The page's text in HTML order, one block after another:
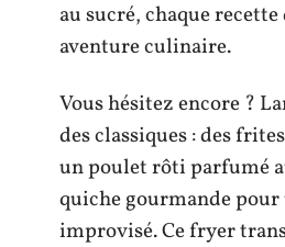
au sucré, chaque
aventure culinaire.
Vous hésitez encore ?
des classiques : des
un poulet rôti parfumé
quiche gourmande
improvisé. Ce fryer